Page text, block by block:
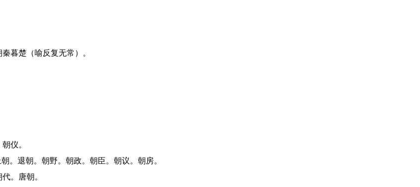
暮楚（喻反复无常）。
仪。
。退朝。朝野。朝政。朝臣。朝议。朝房。
。唐朝。